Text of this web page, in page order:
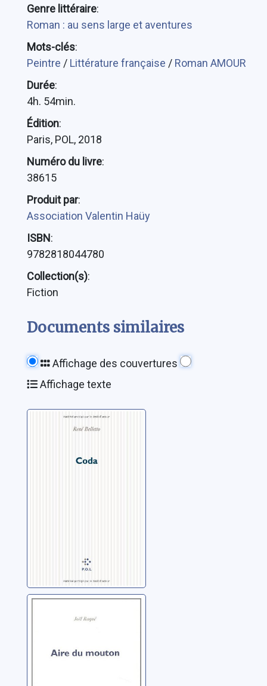
Genre littéraire:
Roman : au sens large et aventures
Mots-clés:
Peintre / Littérature française / Roman AMOUR
Durée:
4h. 54min.
Édition:
Paris, POL, 2018
Numéro du livre:
38615
Produit par:
Association Valentin Haüy
ISBN:
9782818044780
Collection(s):
Fiction
Documents similaires
Affichage des couvertures
Affichage texte